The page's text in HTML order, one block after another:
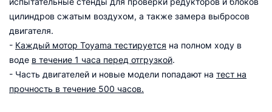
цилиндров сжатым воздухом, а также замера выбросов
двигателя.
- Каждый мотор Toyama тестируется на полном ходу в
воде в течение 1 часа перед отгрузкой.
- Часть двигателей и новые модели попадают на тест на
прочность в течение 500 часов.